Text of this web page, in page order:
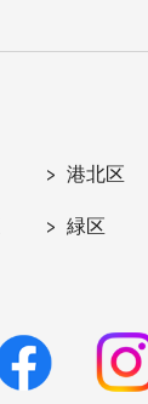
港北区
緑区